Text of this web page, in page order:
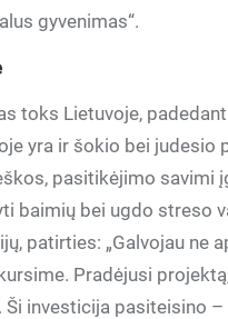
gyvenimas“.
toks Lietuvoje,
yra ir šokio bei
pasitikėjimo savimi
baimių bei ugdo streso
patirties: „Galvojau ne
Pradėjusi
investicija pasiteisino